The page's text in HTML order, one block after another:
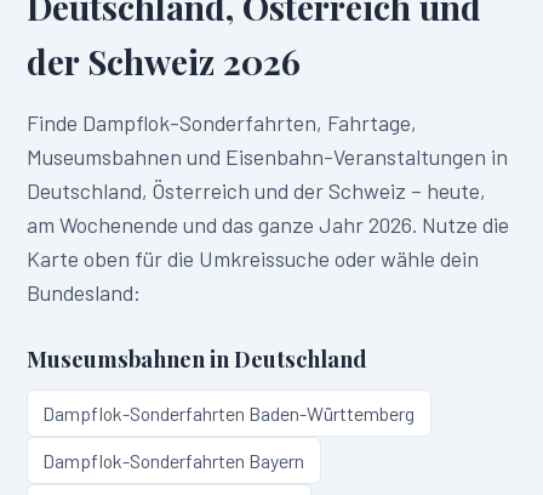
der Schweiz 2026
Finde Dampflok-Sonderfahrten, Fahrtage,
Museumsbahnen und Eisenbahn-Veranstaltungen in
Deutschland, Österreich und der Schweiz – heute,
am Wochenende und das ganze Jahr2026. Nutze die
Karte oben für die Umkreissuche oder wähle dein
Bundesland:
Museumsbahnen in Deutschland
Dampflok-Sonderfahrten Baden-Württemberg
Dampflok-Sonderfahrten Bayern